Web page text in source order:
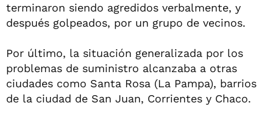
terminaron siendo agredidos verbalmente, y
después golpeados, por un grupo de vecinos.
Por último, la situación generalizada por los
problemas de suministro alcanzaba a otras
ciudades como Santa Rosa (La Pampa), barrios
de la ciudad de San Juan, Corrientes y Chaco.